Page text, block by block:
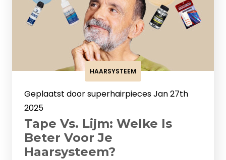
HAARSYSTEEM
Geplaatst door superhairpieces Jan 27th
2025
Tape Vs. Lijm: Welke Is
Beter Voor Je
Haarsysteem?